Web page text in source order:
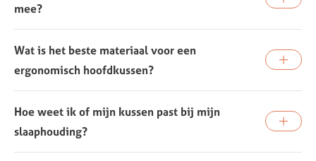
mee?
Wat is het beste materiaal voor een
ergonomisch hoofdkussen?
Hoe weet ik of mijn kussen past bij mijn
slaaphouding?